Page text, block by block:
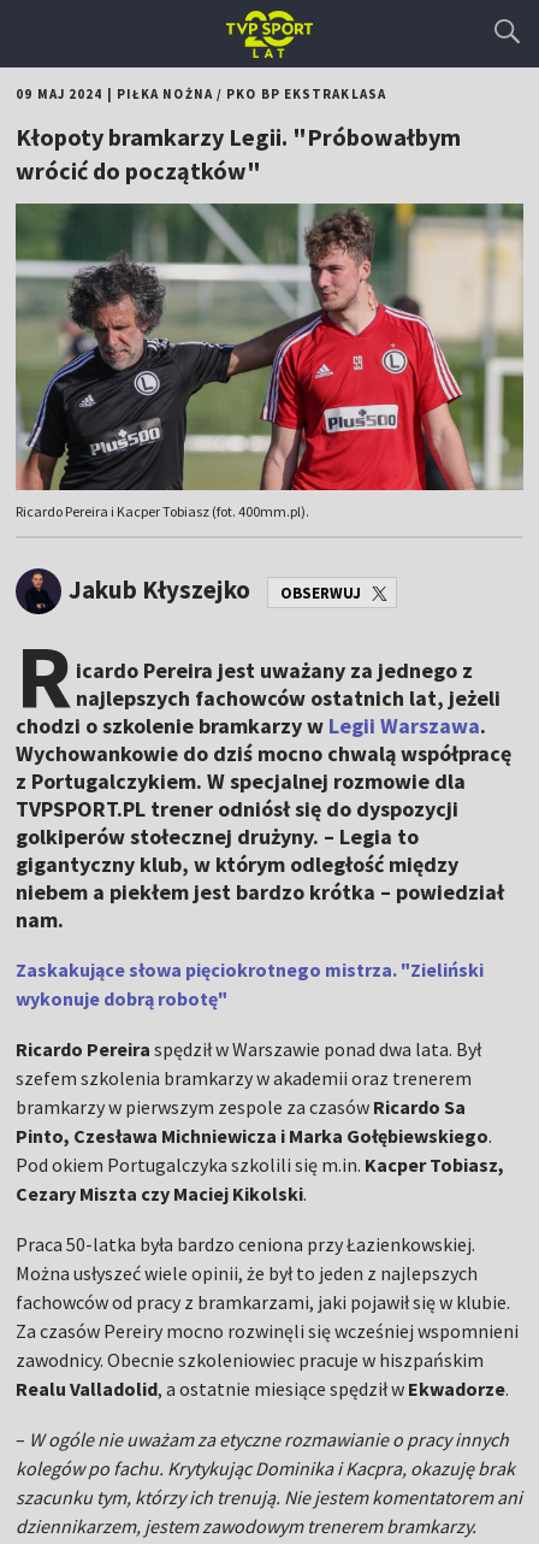
09 MAJ 2024 PIŁKA NOŻNA/ PKO BP EKSTRAKLASA
Kłopoty bramkarzy Legii. "Próbowałbym
wrócić do początków"
Ricardo Pereira i Kacper Tobiasz (fot. 400mm.pl).
Jakub Kłyszejko OBSERWUJ
R icardo Pereira jest uważany za jednego z
najlepszych fachowców ostatnich lat, jeżeli
chodzi o szkolenie bramkarzy w Legii Warszawa.
Wychowankowie do dziś mocno chwalą współpracę
z Portugalczykiem. W specjalnej rozmowie dla
TVPSPORT.PL trener odniósł się do dyspozycji
golkiperów stołecznej drużyny. – Legia to
gigantyczny klub, w którym odległość między
niebem a piekłem jest bardzo krótka – powiedział
nam.
Zaskakujące słowa pięciokrotnego mistrza. "Zieliński
wykonuje dobrą robotę"
Ricardo Pereira spędził w Warszawie ponad dwa lata. Był
szefem szkolenia bramkarzy w akademii oraz trenerem
bramkarzy w pierwszym zespole za czasów Ricardo Sa
Pinto, Czesława Michniewicza i Marka Gołębiewskiego.
Pod okiem Portugalczyka szkolili się m.in. Kacper Tobiasz,
Cezary Miszta czy Maciej Kikolski.
Praca 50-latka była bardzo ceniona przy Łazienkowskiej.
Można usłyszeć wiele opinii, że był to jeden z najlepszych
fachowców od pracy z bramkarzami, jaki pojawił się w klubie.
Za czasów Pereiry mocno rozwinęli się wcześniej wspomnieni
zawodnicy. Obecnie szkoleniowiec pracuje w hiszpańskim
Realu Valladolid, a ostatnie miesiące spędził w Ekwadorze.
– W ogóle nie uważam za etyczne rozmawianie o pracy innych
kolegów po fachu. Krytykując Dominika i Kacpra, okazuję brak
szacunku tym, którzy ich trenują. Nie jestem komentatorem ani
dziennikarzem, jestem zawodowym trenerem bramkarzy.